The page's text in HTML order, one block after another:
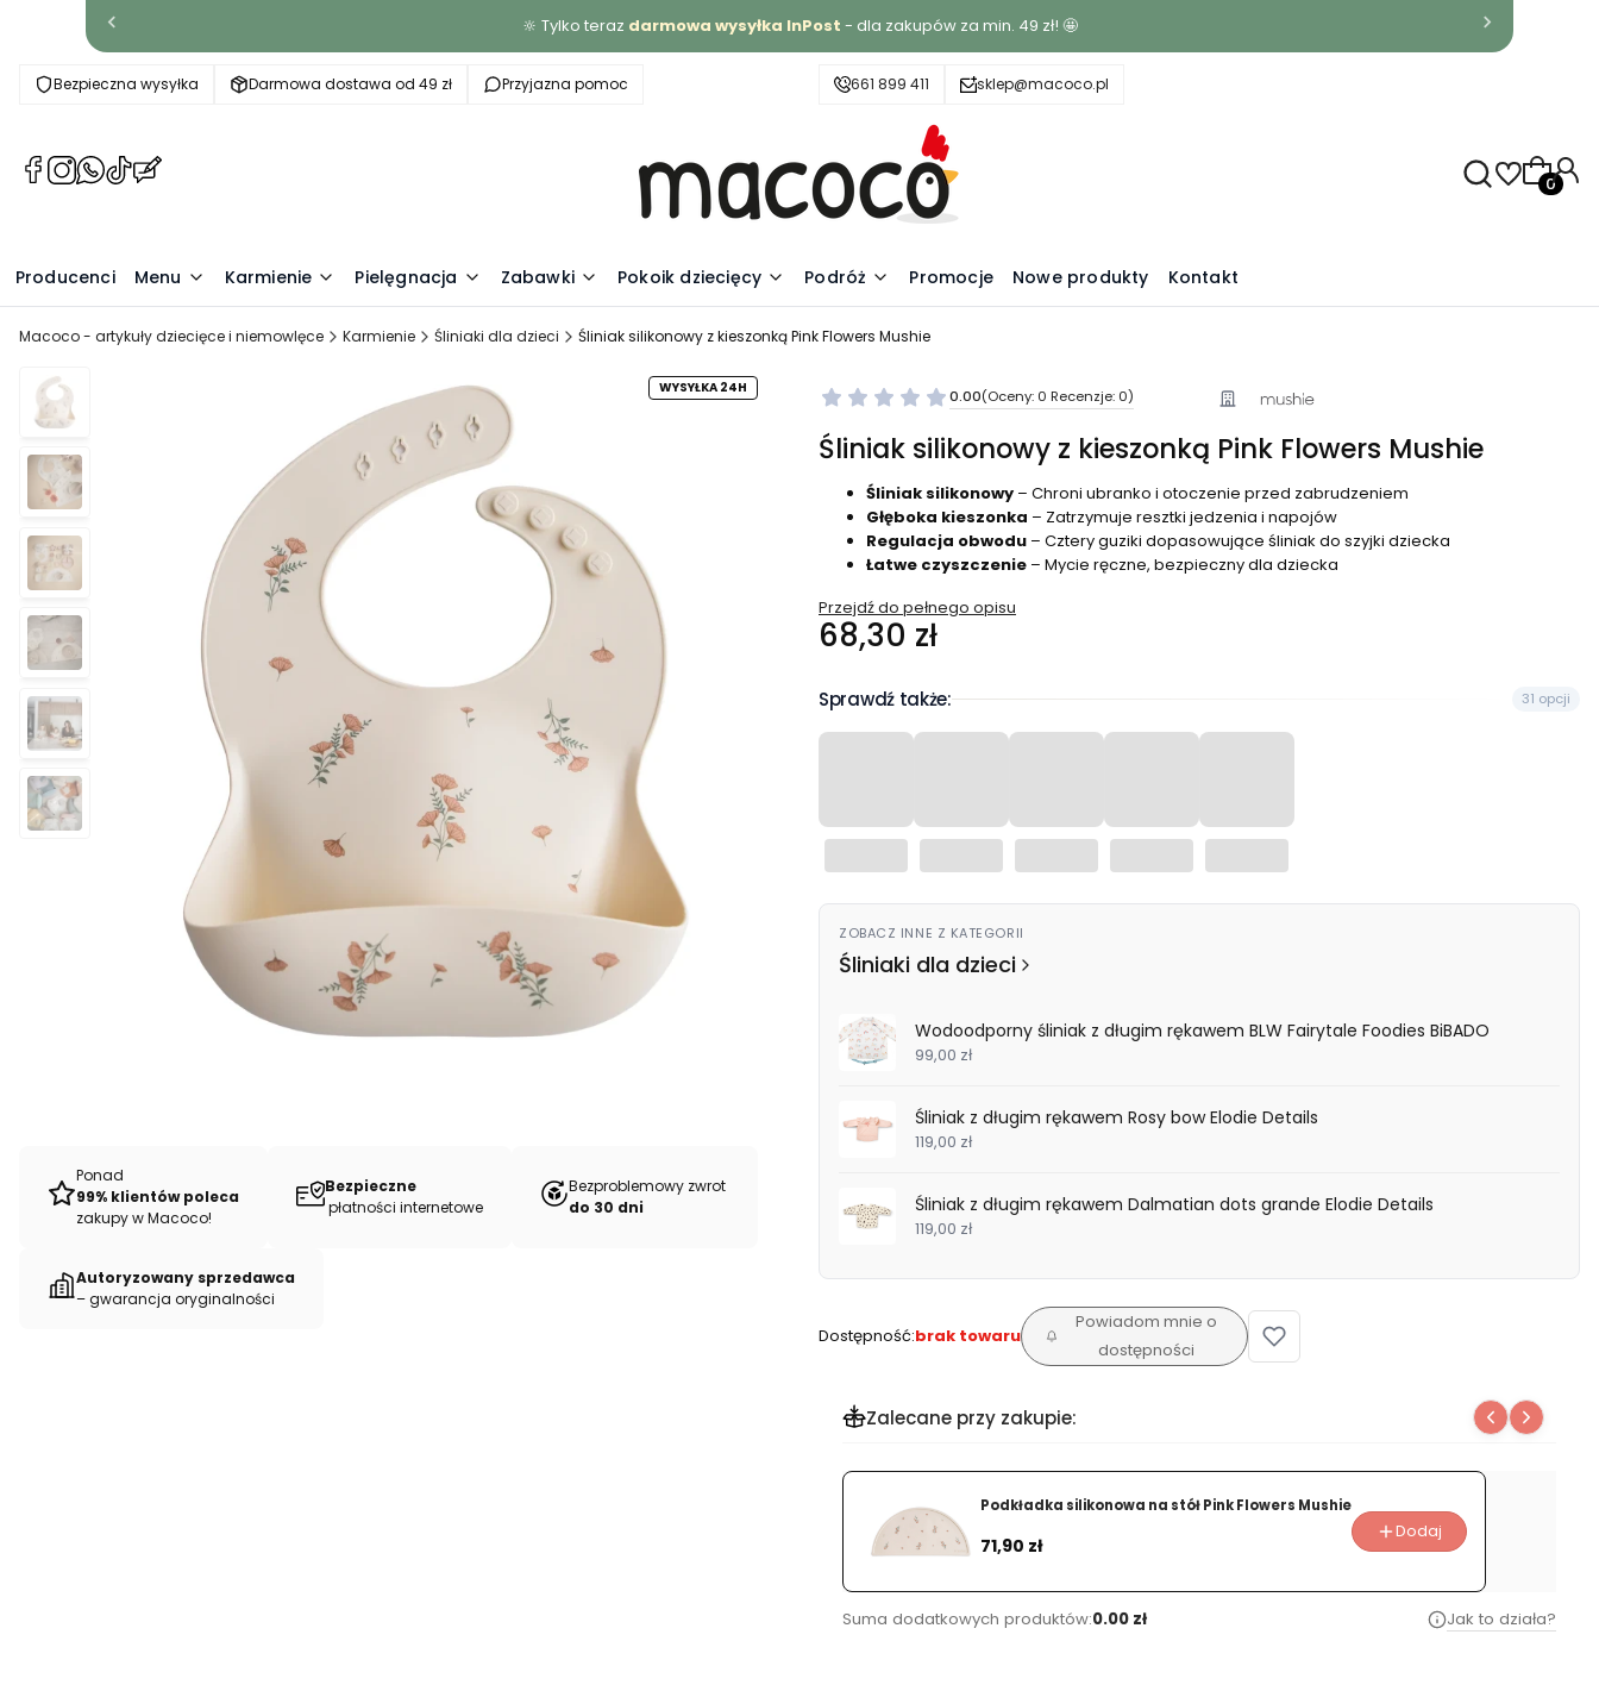
🔆 Tylko teraz darmowa wysyłka InPost - dla zakupów za min. 49 zł! 🤩
Bezpieczna wysyłka Darmowa dostawa od 49 zł Przyjazna pomoc 661 899 411 sklep@macoco.pl
(Otwiera
karcie)
(Otwiera
karcie)
(Otwiera
karcie)
(Otwiera
karcie)
(Otwiera
karcie)
Producenci Menu Karmienie Pielęgnacja Zabawki Pokoik dziecięcy Podróż Promocje Nowe produkty Kontakt
Macoco - artykuły dziecięce i niemowlęce Karmienie Śliniaki dla dzieci Śliniak silikonowy z kieszonką Pink Flowers Mushie
Ponad
99% klientów poleca
zakupy w Macoco!
Bezpieczne
płatności internetowe
Bezproblemowy zwrot
do 30 dni
Autoryzowany sprzedawca
– gwarancja oryginalności
WYSYŁKA 24H 0.00(Oceny: 0 Recenzje: 0)
Śliniak silikonowy z kieszonką Pink Flowers Mushie
Śliniak silikonowy – Chroni ubranko i otoczenie przed zabrudzeniem
Głęboka kieszonka – Zatrzymuje resztki jedzenia i napojów
Regulacja obwodu – Cztery guziki dopasowujące śliniak do szyjki dziecka
Łatwe czyszczenie – Mycie ręczne, bezpieczny dla dziecka
Przejdź do pełnego opisu
Cena
68,30 zł
Sprawdź także: 31 opcji
ZOBACZ INNE Z KATEGORII
Śliniaki dla dzieci
Wodoodporny śliniak z długim rękawem BLW Fairytale Foodies BiBADO
99,00 zł
Śliniak z długim rękawem Rosy bow Elodie Details
119,00 zł
Śliniak z długim rękawem Dalmatian dots grande Elodie Details
119,00 zł
Dostępność:brak towaru
Powiadom mnie o
dostępności
Zalecane przy zakupie:
Podkładka silikonowa na stół Pink Flowers Mushie
Cena
71,90 zł
Dodaj
Suma dodatkowych produktów:0.00 zł Jak to działa?